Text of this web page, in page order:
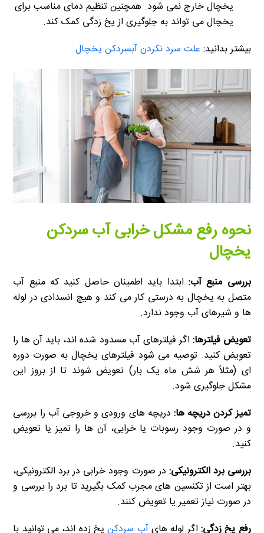
یخچال خارج نمی شود. همچنین تنظیم دمای مناسب برای
یخچال می تواند به جلوگیری از یخ زدگی کمک کند.
بیشتر بدانید: علت سرد نکردن آبسردکن یخچال
نحوه رفع مشکل خرابی آب سردکن
یخچال
بررسی منبع آب: ابتدا باید اطمینان حاصل کنید که منبع آب
متصل به یخچال به درستی کار می کند و هیچ انسدادی در لوله
ها و شیرهای آب وجود ندارد.
تعویض فیلترها: اگر فیلترهای آب مسدود شده اند، باید آن ها را
تعویض کنید. توصیه می شود فیلترهای یخچال به صورت دوره
ای (مثلاً هر شش ماه یک بار) تعویض شوند تا از بروز این
مشکل جلوگیری شود.
تمیز کردن دریچه ها: دریچه های ورودی و خروجی آب را بررسی
و در صورت وجود رسوبات یا خرابی، آن ها را تمیز یا تعویض
کنید.
بررسی برد الکترونیکی: در صورت وجود خرابی در برد الکترونیکی،
بهتر است از تکنسین های مجرب کمک بگیرید تا برد را بررسی و
در صورت نیاز تعمیر یا تعویض کنند.
رفع یخ زدگی: اگر لوله هایآب سردکنیخ زده اند، می توانید با